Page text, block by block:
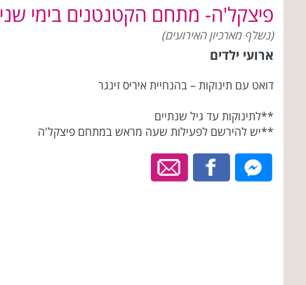
פיצקל'ה- מתחם הקטנטנים בימי שני
(נשלף מארכיון האירועים)
ארועי ילדים
דואט עם תינוקות – בהנחיית איריס זינגר
**לתינוקות עד גיל שנתיים
**יש להירשם לפעילות שעה מראש במתחם פיצקל'ה